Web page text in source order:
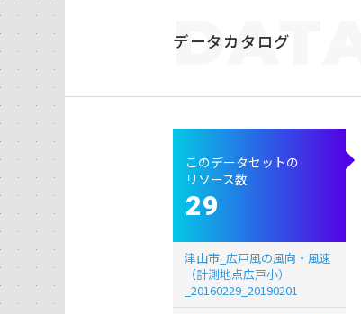
データカタログ
DATA
このデータセットの
リソース数
29
津山市_広戸風の風向・風速
（計測地点広戸小）
_20160229_20190201